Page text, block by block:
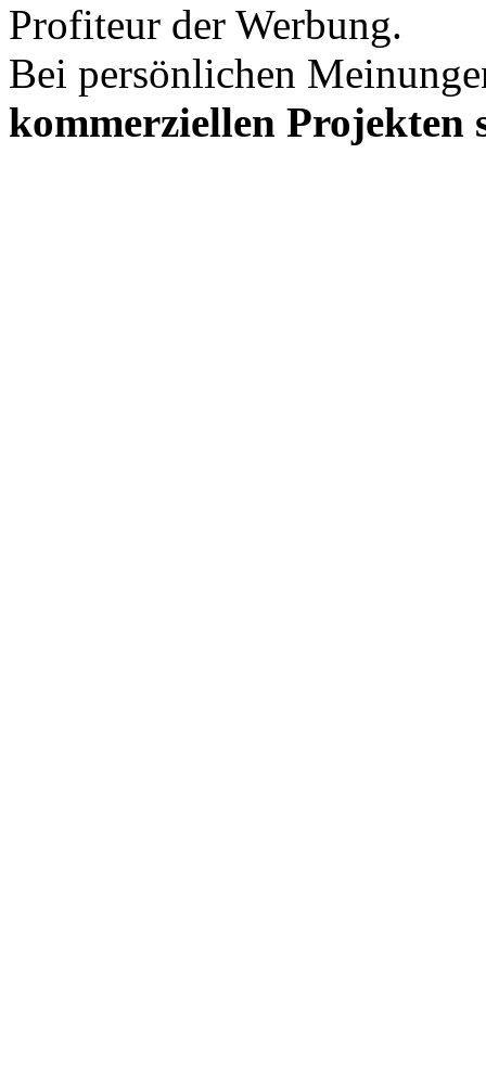
Profiteur der Werbung.
Bei persönlichen
kommerziellen Projekten